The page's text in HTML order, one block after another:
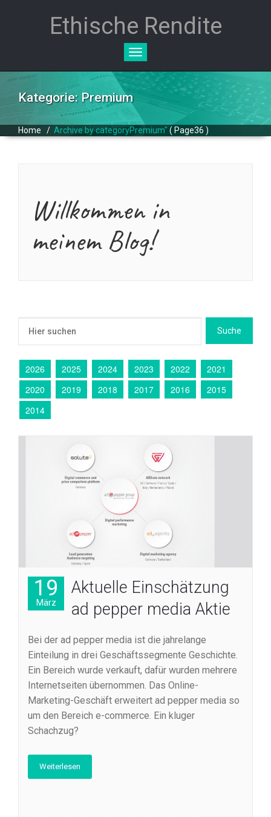
Ethische Rendite
Toggle
Kategorie: Premium
Home / Archive by categoryPremium" ( Page36 )
Willkommen in
meinem Blog!
2026 2025 2024 2023 2022
2021
2020
2019 2018 2017 2016
2015
2014
19
März
Aktuelle Einschätzung
ad pepper media Aktie
Bei der ad pepper media ist die jahrelange
Einteilung in drei Geschäftssegmente Geschichte.
Ein Bereich wurde verkauft, dafür wurden mehrere
Internetseiten übernommen. Das Online-
Marketing-Geschäft erweitert ad pepper media so
um den Bereich e-commerce. Ein kluger
Schachzug?
Weiterlesen